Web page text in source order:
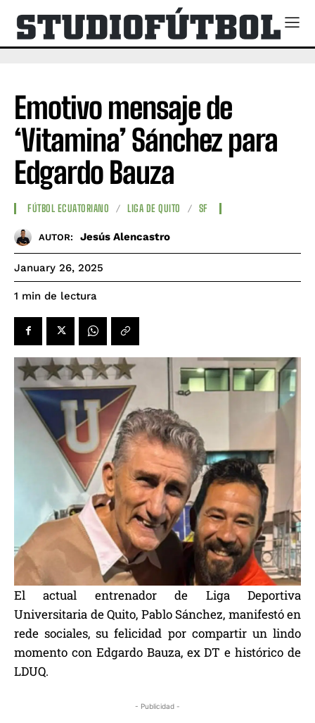
Emotivo mensaje de
‘Vitamina’ Sánchez para
Edgardo Bauza
FÚTBOL ECUATORIANO LIGA DE QUITO SF
AUTOR: Jesús Alencastro
January 26, 2025
1 min de lectura
El actual entrenador de Liga Deportiva
Universitaria de Quito, Pablo Sánchez, manifestó en
rede sociales, su felicidad por compartir un lindo
momento con Edgardo Bauza, ex DT e histórico de
LDUQ.
- Publicidad -